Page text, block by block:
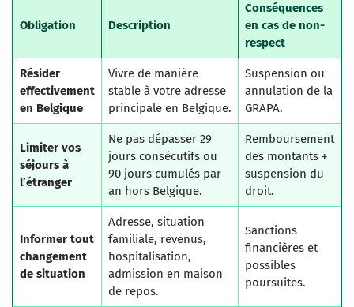
Obligation Description
Conséquences
en cas de non-
respect
Résider
effectivement
en Belgique
Vivre de manière
stable à votre adresse
principale en Belgique.
Suspension ou
annulation de la
GRAPA.
Limiter vos
séjours à
l’étranger
Ne pas dépasser 29
jours consécutifs ou
90 jours cumulés par
an hors Belgique.
Remboursement
des montants +
suspension du
droit.
Informer tout
changement
de situation
Adresse, situation
familiale, revenus,
hospitalisation,
admission en maison
de repos.
Sanctions
financières et
possibles
poursuites.